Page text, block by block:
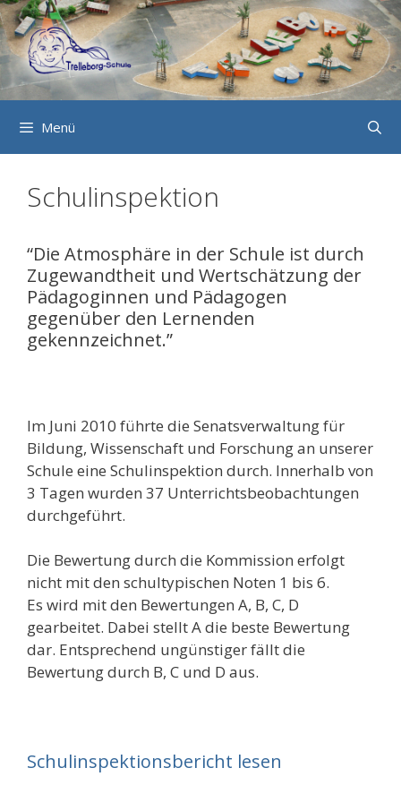
Zum
Inhalt
springen
Menü
Schulinspektion
“Die Atmosphäre in der Schule ist durch
Zugewandtheit und Wertschätzung der
Pädagoginnen und Pädagogen
gegenüber den Lernenden
gekennzeichnet.”
Im Juni 2010 führte die Senatsverwaltung für
Bildung, Wissenschaft und Forschung an unserer
Schule eine Schulinspektion durch. Innerhalb von
3 Tagen wurden 37 Unterrichtsbeobachtungen
durchgeführt.
Die Bewertung durch die Kommission erfolgt
nicht mit den schultypischen Noten 1 bis 6.
Es wird mit den Bewertungen A, B, C, D
gearbeitet. Dabei stellt A die beste Bewertung
dar. Entsprechend ungünstiger fällt die
Bewertung durch B, C und D aus.
Schulinspektionsbericht lesen